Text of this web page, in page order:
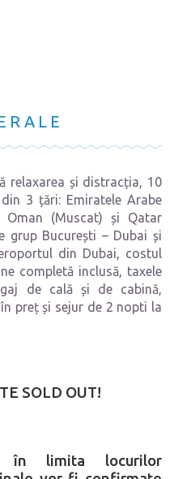
relaxarea și distracția, 10
3 țări: Emiratele Arabe
(Muscat) și Qatar
grup București – Dubai și
din Dubai, costul
completă inclusă, taxele
de cală și de cabină,
preț și sejur de 2 nopti la
SOLD OUT!
în limita locurilor